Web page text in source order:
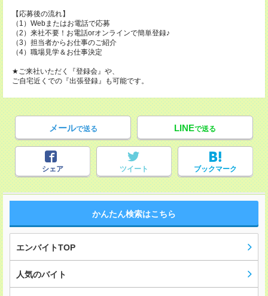
【応募後の流れ】
（1）Webまたはお電話で応募
（2）来社不要！お電話orオンラインで簡単登録♪
（3）担当者からお仕事のご紹介
（4）職場見学＆お仕事決定
★ご来社いただく『登録会』や、
ご自宅近くでの『出張登録』も可能です。
メールで送る LINEで送る
シェア ツイート ブックマーク
かんたん検索はこちら
エンバイトTOP
人気のバイト